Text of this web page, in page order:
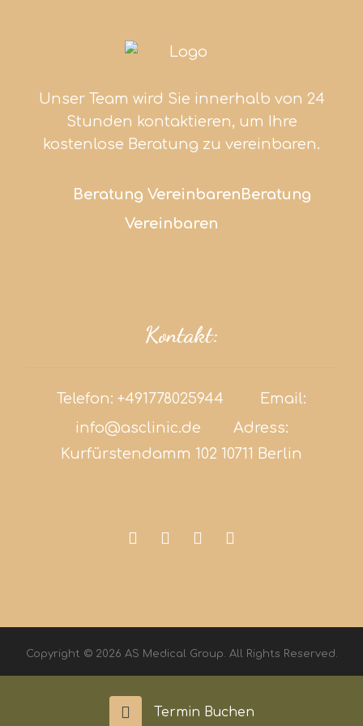
Unser Team wird Sie innerhalb von 24
Stunden kontaktieren, um Ihre
kostenlose Beratung zu vereinbaren.
Beratung Vereinbaren Beratung
Vereinbaren
Kontakt:
Telefon: +491778025944
Email:
info@asclinic.de Adress:
Kurfürstendamm 102 10711 Berlin
Copyright © 2026 AS Medical Group. All Rights Reserved.
Impressum
Termin Buchen